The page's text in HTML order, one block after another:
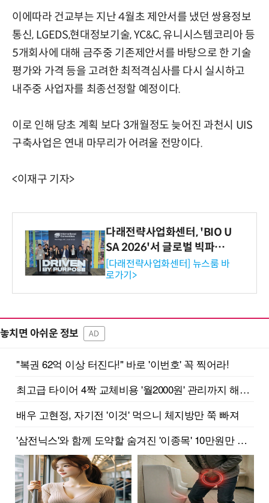
이에따라 건교부는 지난 4월초 제안서를 냈던 쌍용정보
통신, LGEDS,현대정보기술, YC&C, 유니시스템코리아 등
5개회사에 대해 금주중 기존제안서를 바탕으로 한 기술
평가와 가격 등을 고려한 최적격심사를 다시 실시하고
내주중 사업자를 최종선정할 예정이다.
이로 인해 당초 계획 보다 3개월정도 늦어진 과천시 UIS
구축사업은 연내 마무리가 어려울 전망이다.
<이재구 기자>
다래전략사업화센터, 'BIO U
SA 2026'서 글로벌 빅파마
와의 비즈니스 미팅 지원…K
-바이오 해외 진출 교두보 확
보
[다래전략사업화센터] 뉴스룸 바
로가기>
놓치면 아쉬운 정보 AD